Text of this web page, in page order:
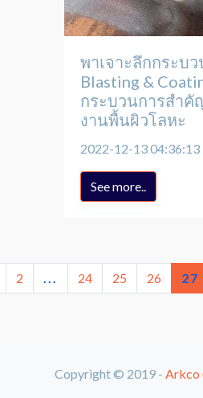
พาเจาะลึกกระบ
Blasting &
กระบวนการสำคั
งานพื้นผิวโลหะ
2022-12-13 04:36:13
See more..
2 ... 24 25 26 27
Copyright © 2019 - Arkco